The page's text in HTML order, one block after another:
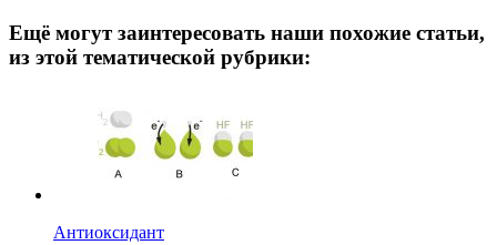
Ещё могут заинтересовать наши похожие статьи,
из этой тематической рубрики:
Антиоксидант